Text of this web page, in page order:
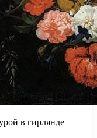
в гирлянде